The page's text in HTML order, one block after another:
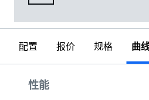
配置 报价 规格 曲
性能